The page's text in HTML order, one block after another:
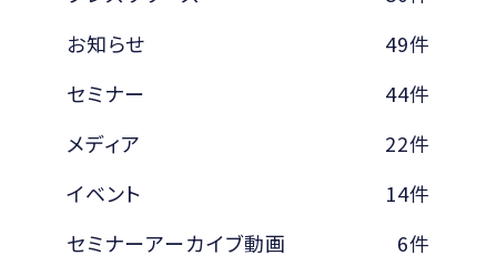
お知らせ
49件
セミナー
44件
メディア
22件
イベント
14件
セミナーアーカイブ動画
6件